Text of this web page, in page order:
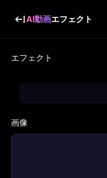
AI動画エフェクト
エフェクト
画像